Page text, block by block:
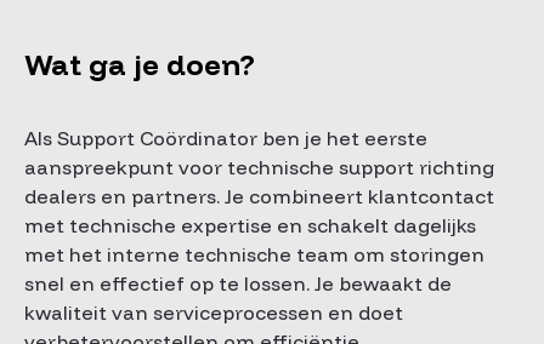
Wat ga je doen?
Als Support Coördinator ben je het eerste
aanspreekpunt voor technische support richting
dealers en partners. Je combineert klantcontact
met technische expertise en schakelt dagelijks
met het interne technische team om storingen
snel en effectief op te lossen. Je bewaakt de
kwaliteit van serviceprocessen en doet